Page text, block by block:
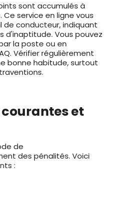
sont accumulés à
. Ce service en ligne vous
conducteur, indiquant
d'inaptitude. Vous pouvez
la poste ou en
Vérifier régulièrement
bonne habitude, surtout
et
de
des pénalités. Voici
: